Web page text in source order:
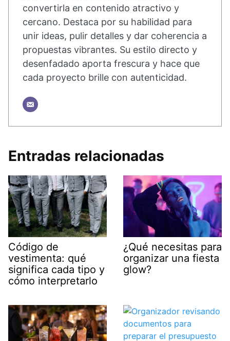
convertirla en contenido atractivo y
cercano. Destaca por su habilidad para
unir ideas, pulir detalles y dar coherencia a
propuestas vibrantes. Su estilo directo y
desenfadado aporta frescura y hace que
cada proyecto brille con autenticidad.
Entradas relacionadas
Código de
vestimenta: qué
significa cada tipo y
cómo interpretarlo
¿Qué necesitas para
organizar una fiesta
glow?